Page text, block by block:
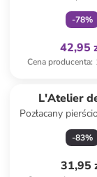
kryształami -
-78%
42,95
Cena producenta:
L'Atelier
Pozłacany
-83%
31,95